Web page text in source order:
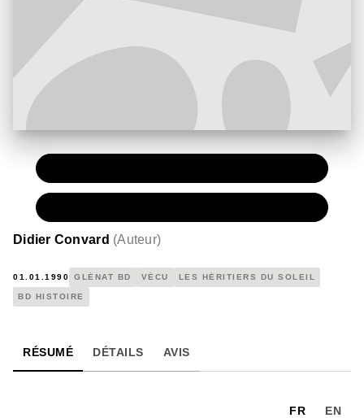
Didier Convard (Auteur)
01.01.1990 GLÉNAT BD VÉCU LES HÉRITIERS DU SOLEIL
BD HISTOIRE
RÉSUMÉ DÉTAILS AVIS
FR EN